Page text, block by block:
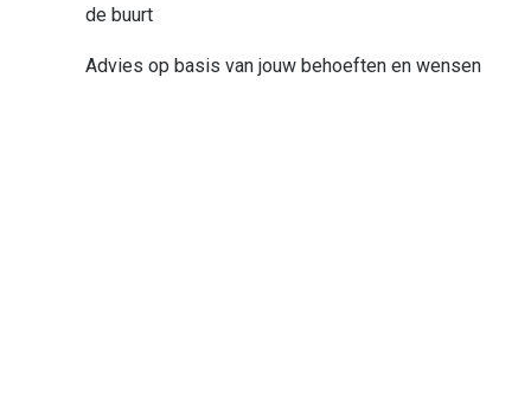
de buurt
Advies op basis van jouw behoeften en wensen